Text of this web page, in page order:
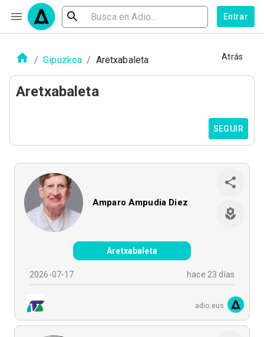
Entrar
/ Gipuzkoa / Aretxabaleta Atrás
Aretxabaleta
SEGUIR
Amparo Ampudia Diez
Aretxabaleta
2026-07-17 hace 23 días
adio.eus